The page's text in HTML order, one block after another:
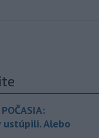
ustúpili. Alebo